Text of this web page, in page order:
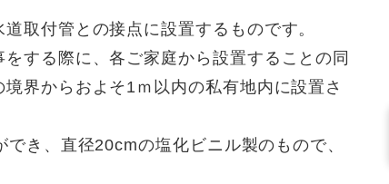
取付管との接点に設置するものです。
する際に、各ご家庭から設置することの同
界からおよそ1ｍ以内の私有地内に設置さ
き、直径20cmの塩化ビニル製のもので、